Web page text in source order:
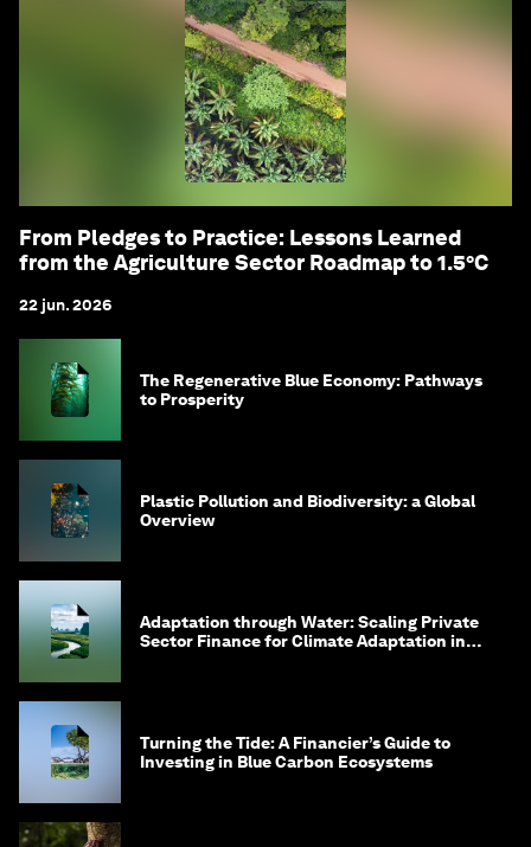
From Pledges to Practice: Lessons Learned
from the Agriculture Sector Roadmap to 1.5°C
22 jun. 2026
The Regenerative Blue Economy: Pathways
to Prosperity
Plastic Pollution and Biodiversity: a Global
Overview
Adaptation through Water: Scaling Private
Sector Finance for Climate Adaptation in
Turning the Tide: A Financier’s Guide to
Investing in Blue Carbon Ecosystems